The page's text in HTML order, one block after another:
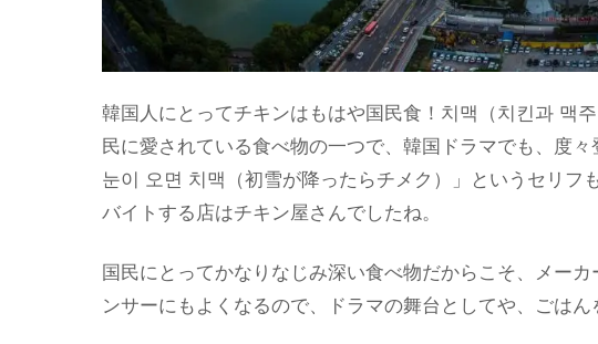
韓国人にとってチキンはもはや国民食！ 치맥（치킨과 맥
民に愛されている食べ物の一つで、韓国ドラマでも、度
눈이 오면 치맥（初雪が降ったらチメク）
」というセリフ
バイトする店はチキン屋さんでしたね。
国民にとってかなりなじみ深い食べ物だからこそ、メー
ンサーにもよくなるので、ドラマの舞台としてや、ごは